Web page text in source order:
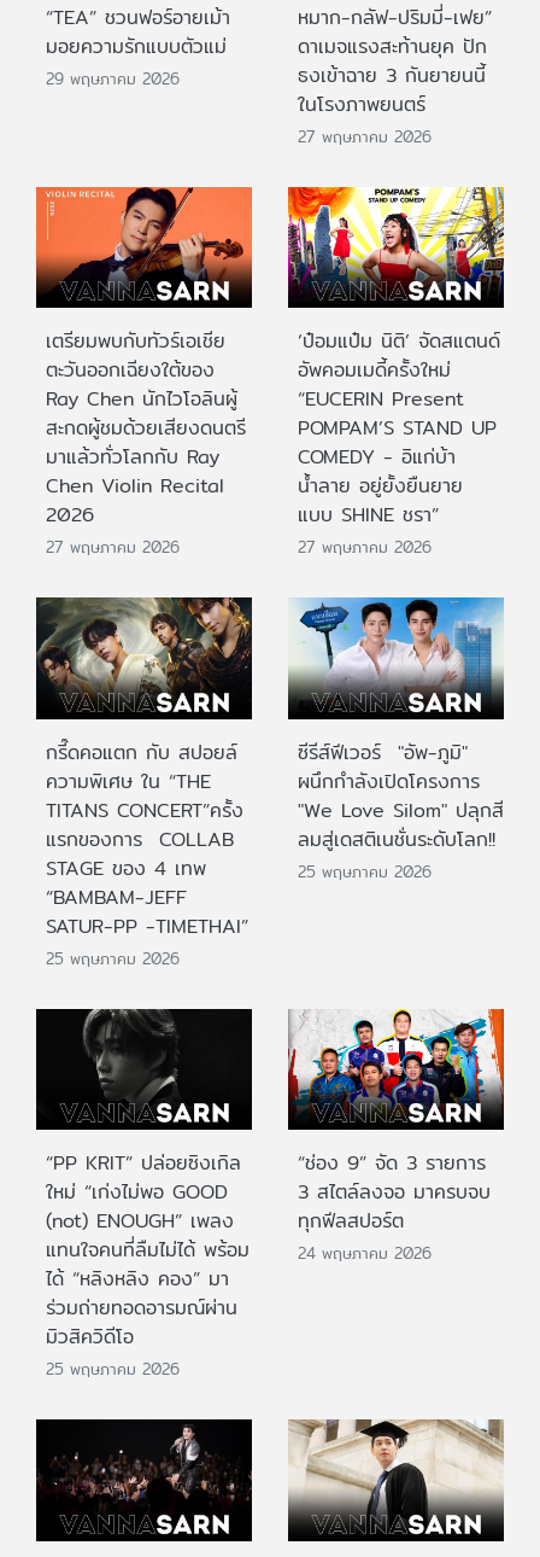
“TEA” ชวนฟอร์อายเม้า
มอยความรักแบบตัวแม่
29 พฤษภาคม 2026
หมาก-กลัฟ-ปริมมี่-เฟย”
ดาเมจแรงสะท้านยุค ปัก
ธงเข้าฉาย 3 กันยายนนี้
ในโรงภาพยนตร์
27 พฤษภาคม 2026
เตรียมพบกับทัวร์เอเชีย
ตะวันออกเฉียงใต้ของ
Ray Chen นักไวโอลินผู้
สะกดผู้ชมด้วยเสียงดนตรี
มาแล้วทั่วโลกกับ Ray
Chen Violin Recital
2026
27 พฤษภาคม 2026
‘ป๋อมแป๋ม นิติ’ จัดสแตนด์
อัพคอมเมดี้ครั้งใหม่
“EUCERIN Present
POMPAM’S STAND UP
COMEDY - อิแก่บ้า
น้ำลาย อยู่ยั้งยืนยาย
แบบ SHINE ชรา”
27 พฤษภาคม 2026
กรี๊ดคอแตก กับ สปอยล์
ความพิเศษ ใน “THE
TITANS CONCERT”ครั้ง
แรกของการ COLLAB
STAGE ของ 4 เทพ
“BAMBAM-JEFF
SATUR-PP -TIMETHAI”
25 พฤษภาคม 2026
ซีรีส์ฟีเวอร์ "อัพ-ภูมิ"
ผนึกกำลังเปิดโครงการ
"We Love Silom" ปลุกสี
ลมสู่เดสติเนชั่นระดับโลก!!
25 พฤษภาคม 2026
“PP KRIT” ปล่อยซิงเกิล
ใหม่ “เก่งไม่พอ GOOD
(not) ENOUGH” เพลง
แทนใจคนที่ลืมไม่ได้ พร้อม
ได้ “หลิงหลิง คอง” มา
ร่วมถ่ายทอดอารมณ์ผ่าน
มิวสิควิดีโอ
25 พฤษภาคม 2026
“ช่อง 9” จัด 3 รายการ
3 สไตล์ลงจอ มาครบจบ
ทุกฟีลสปอร์ต
24 พฤษภาคม 2026